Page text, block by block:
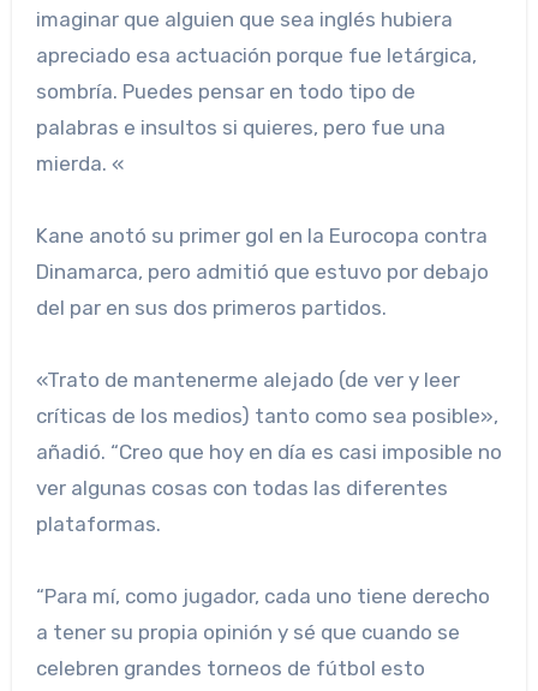
imaginar que alguien que sea inglés hubiera
apreciado esa actuación porque fue letárgica,
sombría. Puedes pensar en todo tipo de
palabras e insultos si quieres, pero fue una
mierda. «
Kane anotó su primer gol en la Eurocopa contra
Dinamarca, pero admitió que estuvo por debajo
del par en sus dos primeros partidos.
«Trato de mantenerme alejado (de ver y leer
críticas de los medios) tanto como sea posible»,
añadió. “Creo que hoy en día es casi imposible no
ver algunas cosas con todas las diferentes
plataformas.
“Para mí, como jugador, cada uno tiene derecho
a tener su propia opinión y sé que cuando se
celebren grandes torneos de fútbol esto